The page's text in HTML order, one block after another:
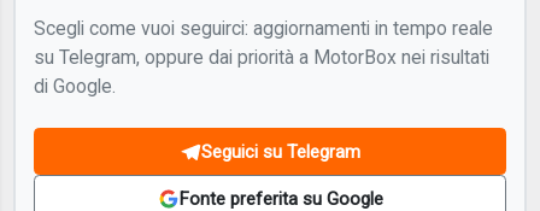
Scegli come vuoi seguirci: aggiornamenti in tempo reale
su Telegram, oppure dai priorità a MotorBox nei risultati
di Google.
Seguici su Telegram
Fonte preferita su Google